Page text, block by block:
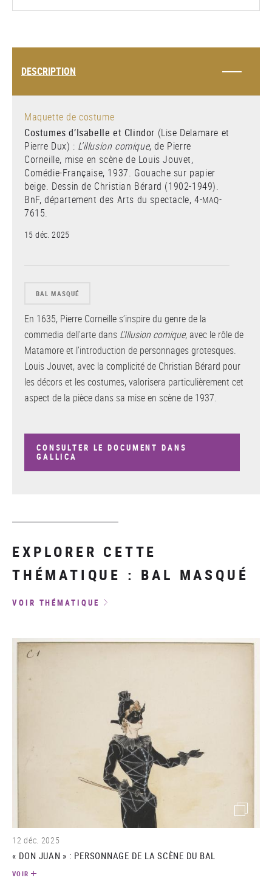
DESCRIPTION
Maquette de costume
Costumes d’Isabelle et Clindor (Lise Delamare et
Pierre Dux) : L’illusion comique, de Pierre
Corneille, mise en scène de Louis Jouvet,
Comédie-Française, 1937. Gouache sur papier
beige. Dessin de Christian Bérard (1902-1949).
BnF, département des Arts du spectacle, 4-MAQ-
7615.
15 déc. 2025
BAL MASQUÉ
En 1635, Pierre Corneille s’inspire du genre de la
commedia dell’arte dans L’Illusion comique, avec le rôle de
Matamore et l’introduction de personnages grotesques.
Louis Jouvet, avec la complicité de Christian Bérard pour
les décors et les costumes, valorisera particulièrement cet
aspect de la pièce dans sa mise en scène de 1937.
CONSULTER LE DOCUMENT DANS
GALLICA
EXPLORER CETTE
THÉMATIQUE : BAL MASQUÉ
VOIR THÉMATIQUE
(image)
12 déc. 2025
« DON JUAN » : PERSONNAGE DE LA SCÈNE DU BAL
VOIR